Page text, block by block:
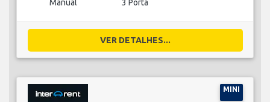
Manual 3 Porta
VER DETALHES...
MINI